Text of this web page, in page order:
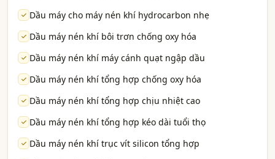
Dầu máy cho máy nén khí hydrocarbon nhẹ
Dầu máy nén khí bôi trơn chống oxy hóa
Dầu máy nén khí máy cánh quạt ngập dầu
Dầu máy nén khí tổng hợp chống oxy hóa
Dầu máy nén khí tổng hợp chịu nhiệt cao
Dầu máy nén khí tổng hợp kéo dài tuổi thọ
Dầu máy nén khí trục vít silicon tổng hợp